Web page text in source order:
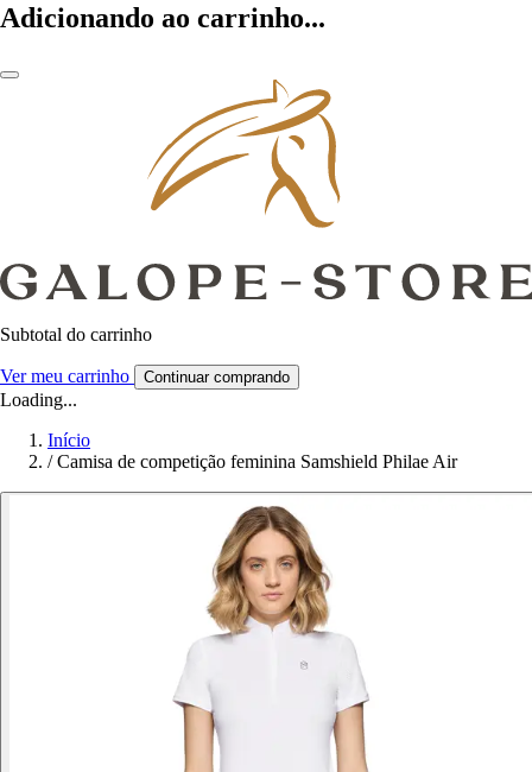
Adicionando ao carrinho...
Subtotal do carrinho
Ver meu carrinho Continuar comprando
Loading...
Início
/ Camisa de competição feminina Samshield Philae Air